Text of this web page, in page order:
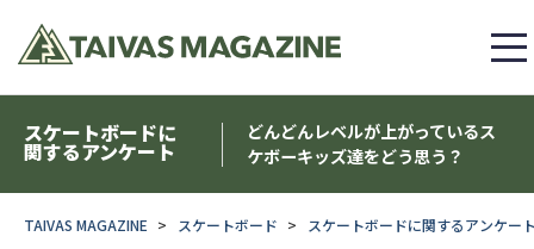
スケートボードに
関するアンケート
どんどんレベルが上がっているス
ケボーキッズ達をどう思う？
TAIVAS MAGAZINE スケートボード スケートボードに関するアンケー